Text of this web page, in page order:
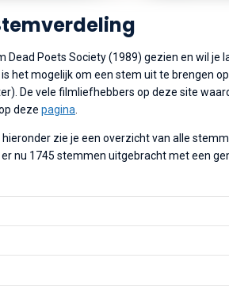
Dead Poets Society (1989) gezien en wil
het mogelijk om een stem uit te brengen
De vele filmliefhebbers op deze site
deze pagina
hieronder zie je een overzicht van alle
er nu 1745 stemmen uitgebracht met een